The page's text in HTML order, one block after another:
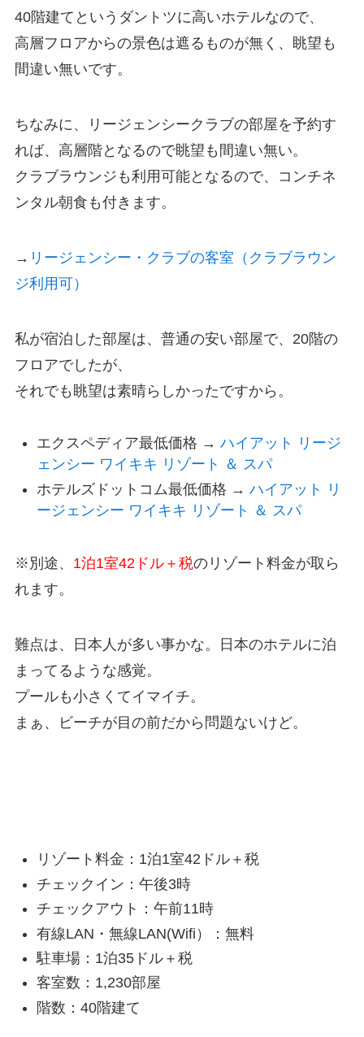
40階建てというダントツに高いホテルなので、
高層フロアからの景色は遮るものが無く、眺望も
間違い無いです。
ちなみに、リージェンシークラブの部屋を予約す
れば、高層階となるので眺望も間違い無い。
クラブラウンジも利用可能となるので、コンチネ
ンタル朝食も付きます。
→ リージェンシー・クラブの客室（クラブラウン
ジ利用可）
私が宿泊した部屋は、普通の安い部屋で、20階の
フロアでしたが、
それでも眺望は素晴らしかったですから。
エクスペディア最低価格 → ハイアット リージ
ェンシー ワイキキ リゾート ＆ スパ
ホテルズドットコム最低価格 → ハイアット リ
ージェンシー ワイキキ リゾート ＆ スパ
※別途、 1泊1室42ドル＋税のリゾート料金が取ら
れます。
難点は、日本人が多い事かな。日本のホテルに泊
まってるような感覚。
プールも小さくてイマイチ。
まぁ、ビーチが目の前だから問題ないけど。
リゾート料金：1泊1室42ドル＋税
チェックイン：午後3時
チェックアウト：午前11時
有線LAN・無線LAN(Wifi）：無料
駐車場：1泊35ドル＋税
客室数：1,230部屋
階数：40階建て